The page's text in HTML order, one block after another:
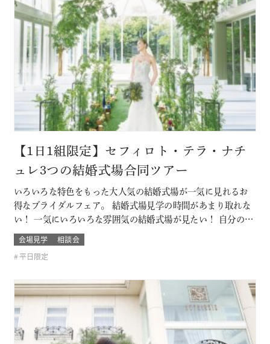
【1日1組限定】セフィロト・テラ・ナチ
ュレ3つの結婚式場合同ツアー
いろいろな特色をもった大人気の結婚式場が一気に見れるお
得なブライダルフェア。 結婚式場見学の時間があまり取れな
い！ 一気にいろいろな雰囲気の結婚式場が見たい！ 自分の結
婚式のスタイルがまだ分からないカップルは必見！ お呼びす
るゲストによっても結婚式の雰囲気や結婚式場のスタイルも
変わるもの そんな結婚式場を一気に比較できるチャンス！！
会場見学
相談会
平日限定